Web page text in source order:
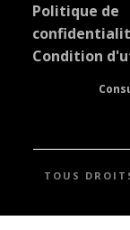
Politique de
Condition
TOUS